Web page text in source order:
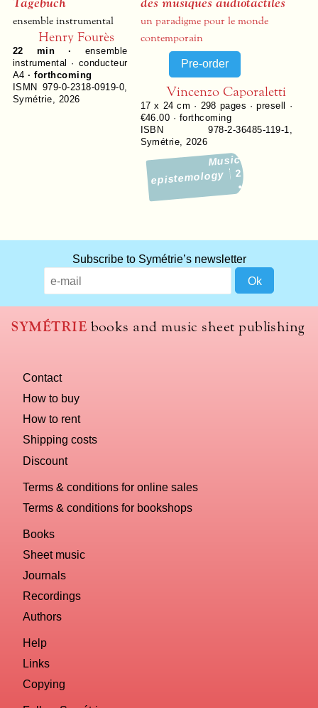
ensemble instrumental
Henry Fourès
22 min · ensemble
instrumental · conducteur
A4· forthcoming
ISMN 979-0-2318-0919-0
Symétrie
2026
un paradigme pour le monde
contemporain
Vincenzo Caporaletti
17 x 24 cm · 298 pages · presell ·
€46.00 · forthcoming
ISBN 978-2-36485-119-1,
Symétrie,2026
Music
epistemology 2
Subscribe to Symétrie’s newsletter
SYMÉTRIE books and music sheet publishing
Contact
How to buy
How to rent
Shipping costs
Discount
Terms & conditions for online sales
Terms & conditions for bookshops
Books
Sheet music
Journals
Recordings
Authors
Help
Links
Copying